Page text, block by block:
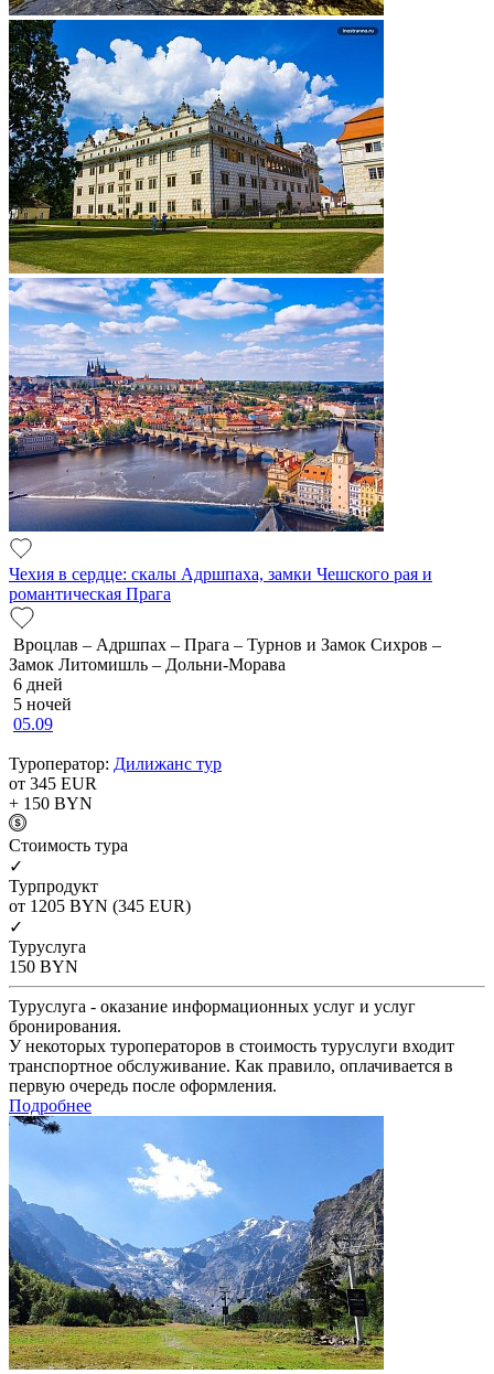
Чехия в сердце: скалы Адршпаха, замки Чешского рая и
романтическая Прага
Вроцлав – Адршпах – Прага – Турнов и Замок Сихров –
Замок Литомишль – Дольни-Морава
6 дней
5 ночей
05.09
Туроператор: Дилижанс тур
от 345 EUR
+ 150 BYN
Cтоимость тура
✓
Турпродукт
от 1205 BYN (345 EUR)
✓
Туруслуга
150 BYN
Туруслуга - оказание информационных услуг и услуг
бронирования.
У некоторых туроператоров в стоимость туруслуги входит
транспортное обслуживание. Как правило, оплачивается в
первую очередь после оформления.
Подробнее